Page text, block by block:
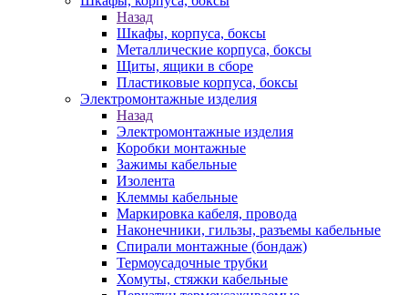
Назад
Шкафы, корпуса, боксы
Металлические корпуса, боксы
Щиты, ящики в сборе
Пластиковые корпуса, боксы
Электромонтажные изделия
Назад
Электромонтажные изделия
Коробки монтажные
Зажимы кабельные
Изолента
Клеммы кабельные
Маркировка кабеля, провода
Наконечники, гильзы, разъемы кабельные
Спирали монтажные (бондаж)
Термоусадочные трубки
Хомуты, стяжки кабельные